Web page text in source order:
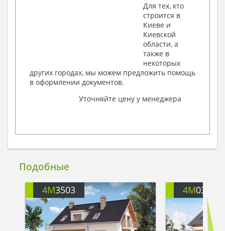
Для тех, кто
строится в
Киеве и
Киевской
области, а
также в
некоторых
других городах, мы можем предложить помощь
в оформлении документов.
Уточняйте цену у менеджера
Подобные
4M3503 4M035A